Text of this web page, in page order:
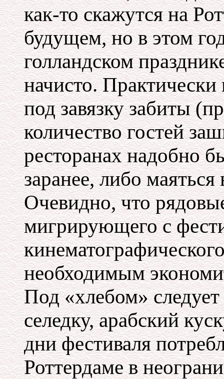
как-то скажутся на
будущем, но в этом
голландском
начисто.
под завязку забиты
количество гостей
ресторанах надобно
заранее, либо
Очевидно, что
мигрирующего с
необходимым
Под «хлебом»
селедку, арабский
дни фестиваля
Роттердаме в